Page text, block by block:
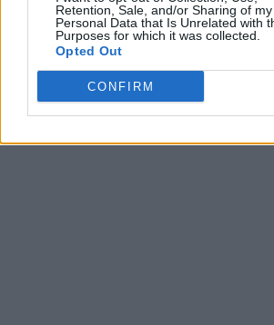
Retention, Sale, and/or Sharing of my
Personal Data that Is Unrelated with
Purposes for which it was collected.
Opted Out
CONFIRM
αποκαλύπτουν πολιτικά και παραπολιτικά
άποψη τους, με γνώμονα τον
DAILYPOST.GR –